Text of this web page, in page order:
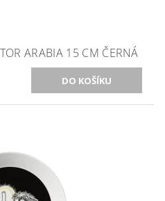
ARABIA 15 CM ČERNÁ